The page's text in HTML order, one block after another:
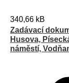
340,66 kB
Zadávací
Husova,
náměstí,